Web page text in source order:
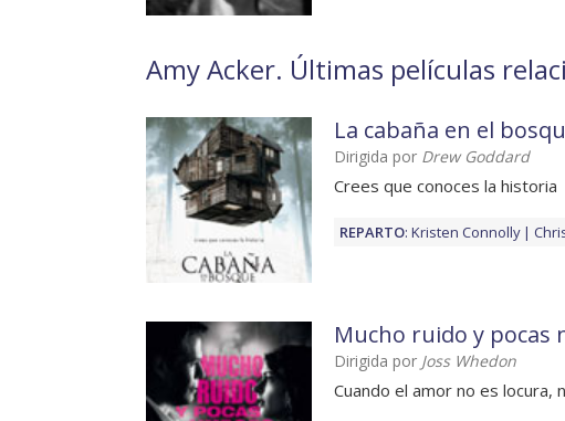
Amy Acker. Últimas películas
La cabaña en el
Dirigida por Drew Goddard
Crees que conoces la historia
REPARTO: Kristen Connolly
Mucho ruido y pocas
Dirigida por Joss Whedon
Cuando el amor no es locura,